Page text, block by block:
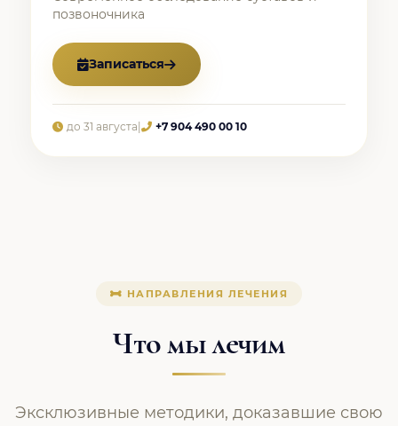
позвоночника
Записаться
до 31 августа +7 904 490 00 10
НАПРАВЛЕНИЯ ЛЕЧЕНИЯ
Что мы лечим
Эксклюзивные методики, доказавшие свою